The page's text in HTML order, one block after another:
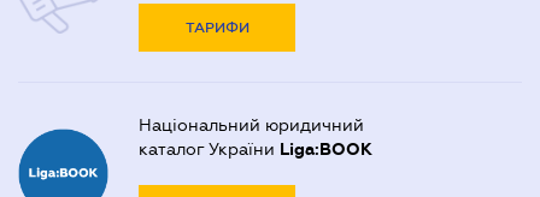
ТАРИФИ
Національний юридичний
каталог України Liga:BOOK